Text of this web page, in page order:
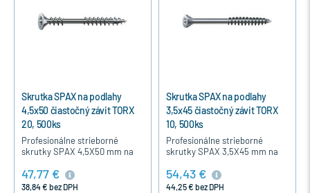
Skrutka SPAX na podlahy
4,5x50 čiastočný závit TORX
20, 500ks
Profesionálne strieborné
skrutky SPAX 4,5X50 mm na
OSB dosiek s Torx hviezdicovou
zapustenou hlavou a…
47,77 €
38,84 € bez DPH
Skrutka SPAX na podlahy
3,5x45 čiastočný závit TORX
10, 500ks
Profesionálne strieborné
skrutky SPAX 3,5X45 mm na
perodrážkových drevených
podláh s Torx hviezdicovou
54,43 €
44,25 € bez DPH